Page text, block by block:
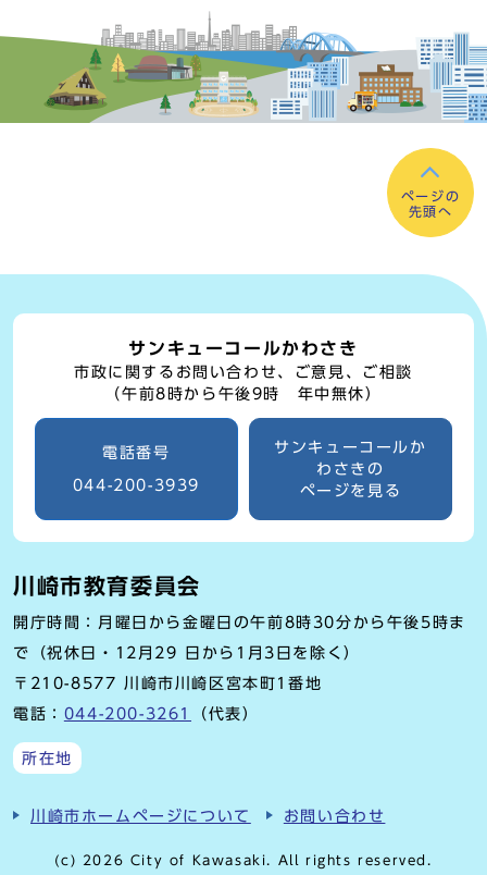
ページの
先頭へ
サンキューコールかわさき
市政に関するお問い合わせ、ご意見、ご相談
（午前8時から午後9時 年中無休）
電話番号
044-200-3939
サンキューコールか
わさきの
ページを見る
川崎市教育委員会
開庁時間：月曜日から金曜日の午前8時30分から午後5時ま
で（祝休日・12月29 日から1月3日を除く）
〒210-8577 川崎市川崎区宮本町1番地
電話： 044-200-3261 （代表）
所在地
川崎市ホームページについて お問い合わせ
(c) 2026 City of Kawasaki. All rights reserved.